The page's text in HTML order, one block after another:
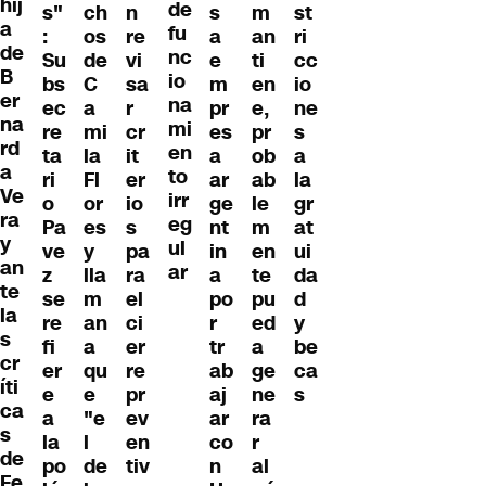
a
de
B
er
na
rd
a
Ve
ra
y
an
te
la
s
cr
íti
ca
s
de
s"
:
Su
bs
ec
re
ta
ri
o
Pa
ve
z
se
re
fi
er
e
a
la
po
ch
os
de
C
a
mi
la
Fl
or
es
y
lla
m
an
a
qu
e
"e
l
de
n
re
vi
sa
r
cr
it
er
io
s
pa
ra
el
ci
er
re
pr
ev
en
tiv
de
fu
nc
io
na
mi
en
to
irr
eg
ul
ar
s
a
e
m
pr
es
a
ar
ge
nt
in
a
po
r
tr
ab
aj
ar
co
n
m
an
ti
en
e,
pr
ob
ab
le
m
en
te
pu
ed
a
ge
ne
ra
r
al
st
ri
cc
io
ne
s
a
la
gr
at
ui
da
d
y
be
ca
s